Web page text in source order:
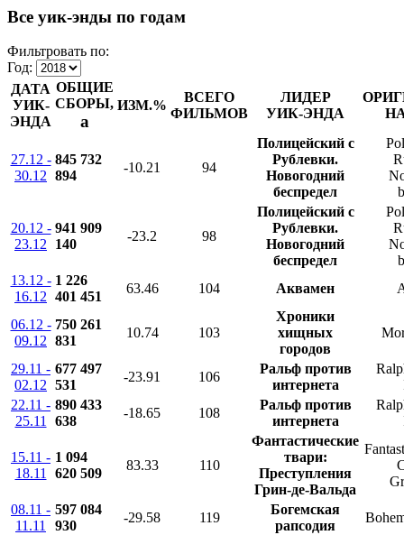
Все уик-энды по годам
Фильтровать по:
Год:
ДАТА
УИК-
ЭНДА
ОБЩИЕ
СБОРЫ,
a
ИЗМ.%
ВСЕГО
ФИЛЬМОВ
ЛИДЕР
УИК-ЭНДА
27.12 -
30.12
845 732
894
-10.21 94
Полицейский с
Рублевки.
Новогодний
беспредел
20.12 -
23.12
941 909
140
-23.2 98
Полицейский с
Рублевки.
Новогодний
беспредел
13.12 -
16.12
1 226
401 451
63.46 104 Аквамен
06.12 -
09.12
750 261
831
10.74 103
Хроники
хищных
городов
29.11 -
02.12
677 497
531
-23.91 106
Ральф против
интернета
22.11 -
25.11
890 433
638
-18.65 108
Ральф против
интернета
15.11 -
18.11
1 094
620 509
83.33 110
Фантастические
твари:
Преступления
Грин-де-Вальда
08.11 -
11.11
597 084
930
-29.58 119
Богемская
рапсодия